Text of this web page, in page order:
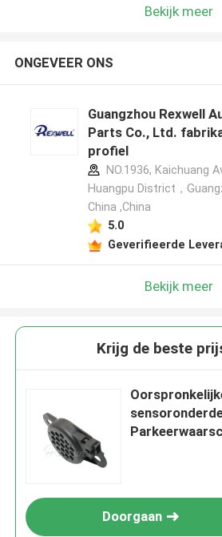
Bekijk meer
ONGEVEER ONS
Guangzhou Rexwell
Parts Co., Ltd.
profiel
NO.1936, Kaichuang
Huangpu District，
China ,China
5.0
Geverifieerde
Bekijk meer
Krijg de beste
Doorgaan